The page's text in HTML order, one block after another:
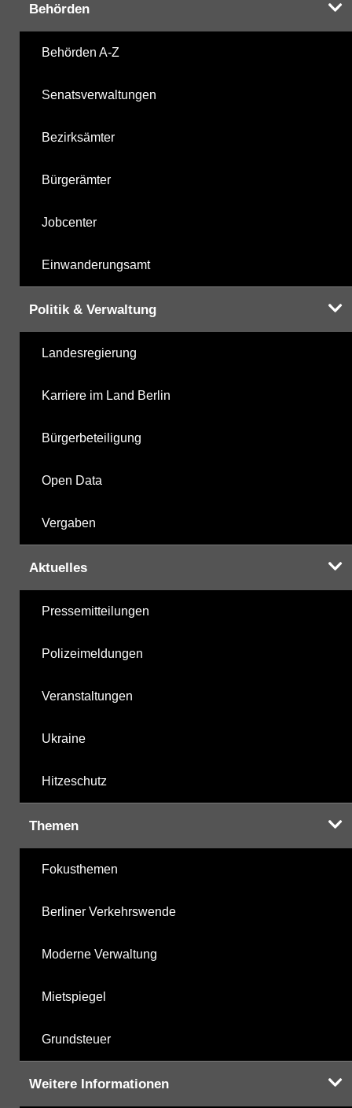
Behörden
Behörden A-Z
Senatsverwaltungen
Bezirksämter
Bürgerämter
Jobcenter
Einwanderungsamt
Politik & Verwaltung
Landesregierung
Karriere im Land Berlin
Bürgerbeteiligung
Open Data
Vergaben
Aktuelles
Pressemitteilungen
Polizeimeldungen
Veranstaltungen
Ukraine
Hitzeschutz
Themen
Fokusthemen
Berliner Verkehrswende
Moderne Verwaltung
Mietspiegel
Grundsteuer
Weitere Informationen